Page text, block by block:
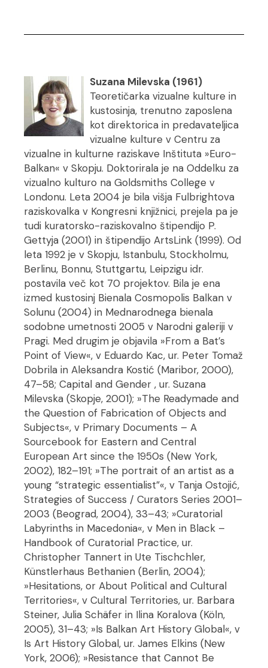
Suzana Milevska (1961)
Teoretičarka vizualne kulture in
kustosinja, trenutno zaposlena
kot direktorica in predavateljica
vizualne kulture v Centru za
vizualne in kulturne raziskave Inštituta »Euro-
Balkan« v Skopju. Doktorirala je na Oddelku za
vizualno kulturo na Goldsmiths College v
Londonu. Leta 2004 je bila višja Fulbrightova
raziskovalka v Kongresni knjižnici, prejela pa je
tudi kuratorsko-raziskovalno štipendijo P.
Gettyja (2001) in štipendijo ArtsLink (1999). Od
leta 1992 je v Skopju, Istanbulu, Stockholmu,
Berlinu, Bonnu, Stuttgartu, Leipzigu idr.
postavila več kot 70 projektov. Bila je ena
izmed kustosinj Bienala Cosmopolis Balkan v
Solunu (2004) in Mednarodnega bienala
sodobne umetnosti 2005 v Narodni galeriji v
Pragi. Med drugim je objavila »From a Bat’s
Point of View«, v Eduardo Kac, ur. Peter Tomaž
Dobrila in Aleksandra Kostić (Maribor, 2000),
47–58; Capital and Gender , ur. Suzana
Milevska (Skopje, 2001); »The Readymade and
the Question of Fabrication of Objects and
Subjects«, v Primary Documents – A
Sourcebook for Eastern and Central
European Art since the 1950s (New York,
2002), 182–191; »The portrait of an artist as a
young “strategic essentialist”«, v Tanja Ostojić,
Strategies of Success / Curators Series 2001–
2003 (Beograd, 2004), 33–43; »Curatorial
Labyrinths in Macedonia«, v Men in Black –
Handbook of Curatorial Practice, ur.
Christopher Tannert in Ute Tischchler,
Künstlerhaus Bethanien (Berlin, 2004);
»Hesitations, or About Political and Cultural
Territories«, v Cultural Territories, ur. Barbara
Steiner, Julia Schäfer in Ilina Koralova (Köln,
2005), 31–43; »Is Balkan Art History Global«, v
Is Art History Global, ur. James Elkins (New
York, 2006); »Resistance that Cannot Be